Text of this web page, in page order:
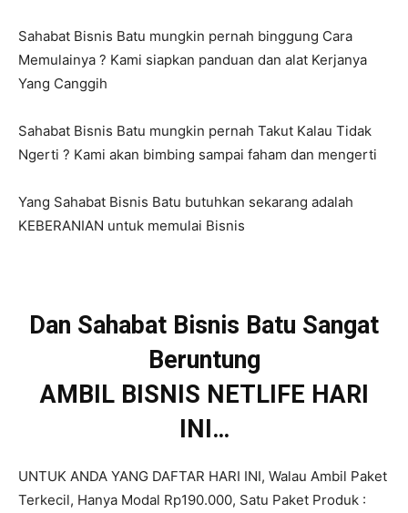
Sahabat Bisnis Batu mungkin pernah binggung Cara
Memulainya ? Kami siapkan panduan dan alat Kerjanya
Yang Canggih
Sahabat Bisnis Batu mungkin pernah Takut Kalau Tidak
Ngerti ? Kami akan bimbing sampai faham dan mengerti
Yang Sahabat Bisnis Batu butuhkan sekarang adalah
KEBERANIAN untuk memulai Bisnis
Dan Sahabat Bisnis Batu Sangat
Beruntung
AMBIL BISNIS NETLIFE HARI
INI…
UNTUK ANDA YANG DAFTAR HARI INI, Walau Ambil Paket
Terkecil, Hanya Modal Rp190.000, Satu Paket Produk :